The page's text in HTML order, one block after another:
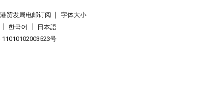
贸发局电邮订阅
字体大小
한국어
日本語
号